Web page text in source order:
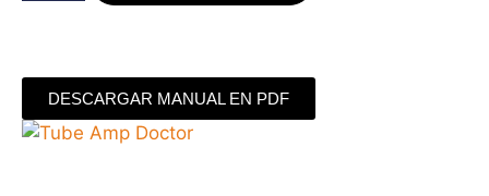
DESCARGAR MANUAL EN PDF